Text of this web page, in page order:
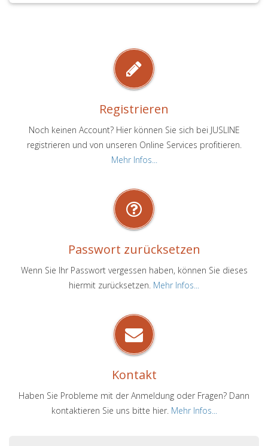
Registrieren
Noch keinen Account? Hier können Sie sich bei JUSLINE
registrieren und von unseren Online Services profitieren.
Mehr Infos...
Passwort zurücksetzen
Wenn Sie Ihr Passwort vergessen haben, können Sie dieses
hiermit zurücksetzen. Mehr Infos...
Kontakt
Haben Sie Probleme mit der Anmeldung oder Fragen? Dann
kontaktieren Sie uns bitte hier. Mehr Infos...